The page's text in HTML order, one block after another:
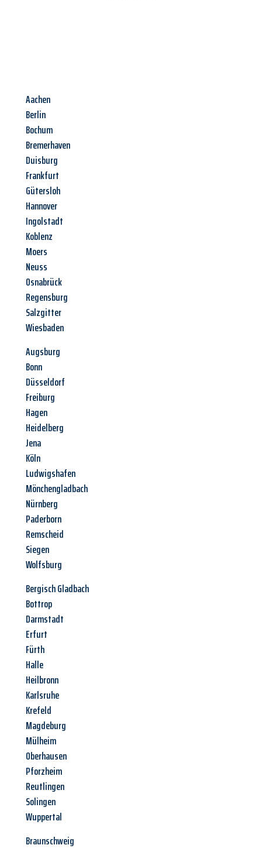
Aachen
Berlin
Bochum
Bremerhaven
Duisburg
Frankfurt
Gütersloh
Hannover
Ingolstadt
Koblenz
Moers
Neuss
Osnabrück
Regensburg
Salzgitter
Wiesbaden
Augsburg
Bonn
Düsseldorf
Freiburg
Hagen
Heidelberg
Jena
Köln
Ludwigshafen
Mönchengladbach
Nürnberg
Paderborn
Remscheid
Siegen
Wolfsburg
Bergisch Gladbach
Bottrop
Darmstadt
Erfurt
Fürth
Halle
Heilbronn
Karlsruhe
Krefeld
Magdeburg
Mülheim
Oberhausen
Pforzheim
Reutlingen
Solingen
Wuppertal
Braunschweig